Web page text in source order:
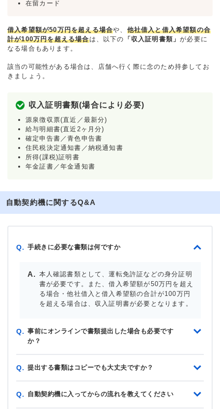
在留カード
借入希望額が50万円を超える場合や、 他社借入と借入希望額の合
計が100万円を超える場合は、以下の 「収入証明書類」が必要に
なる場合もあります。
該当の可能性がある場合は、店舗へ行く際に念のため持参してお
きましょう。
収入証明書類(場合により必要)
源泉徴収票(直近／最新分)
給与明細書(直近2ヶ月分)
確定申告書／青色申告書
住民税決定通知書／納税通知書
所得(課税)証明書
年金証書／年金通知書
自動契約機に関するQ&A
Q. 手続きに必要な書類は何ですか
本人確認書類として、運転免許証などの身分証明
書が必要です。また、借入希望額が50万円を超え
る場合・他社借入と借入希望額の合計が100万円
を超える場合は、収入証明書が必要となります。
Q. 事前にオンラインで書類提出した場合も必要です
か？
Q. 提出する書類はコピーでも大丈夫ですか？
Q. 自動契約機に入ってからの流れを教えてください